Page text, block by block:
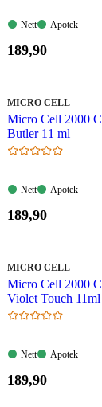
Nett:
Nett
Apotek:
Apotek
Pris:
189,90
MERKE :
MICRO CELL
Micro Cell 2000
Butler 11 ml
Nett:
Nett
Apotek:
Apotek
Pris:
189,90
MERKE :
MICRO CELL
Micro Cell 2000
Violet Touch 11ml
Nett:
Nett
Apotek:
Apotek
Pris:
189,90